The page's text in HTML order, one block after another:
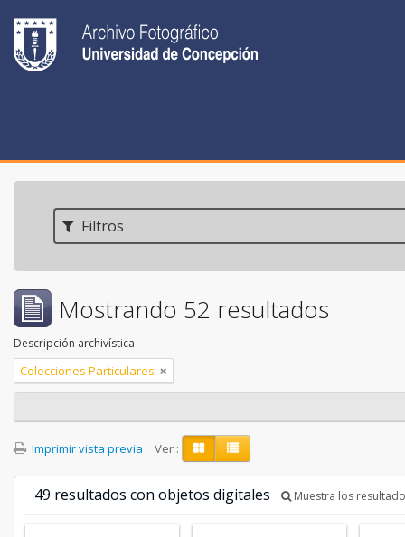
Filtros
Mostrando 52 resultados
Descripción archivística
Colecciones Particulares
Imprimir vista previa Ver :
49 resultados con objetos digitales Muestra los